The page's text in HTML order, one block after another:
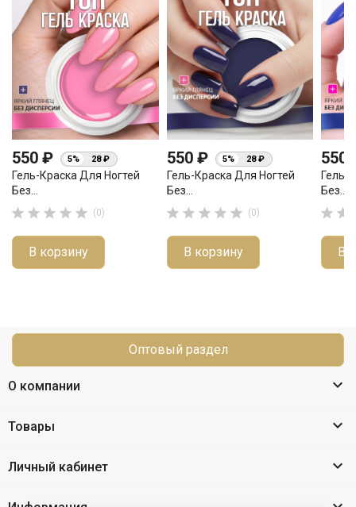
550 ₽ 5% 28 ₽
Гель-Краска Для Ногтей
Без...
     (0)
В корзину
550 ₽ 5% 28 ₽
Гель-Краска Для Ногтей
Без...
     (0)
В корзину
550
Гель-
Без...
 
В
Оптовый раздел
О компании 
Товары 
Личный кабинет 